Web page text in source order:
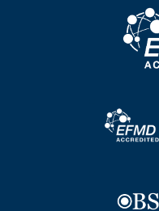
Image
Image
Image